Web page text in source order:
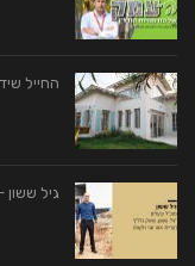
החייל
גיל ששון